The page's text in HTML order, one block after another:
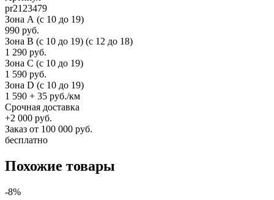
pr2123479
Зона А (c 10 до 19)
990 руб.
Зона B (c 10 до 19) (c 12 до 18)
1 290 руб.
Зона C (c 10 до 19)
1 590 руб.
Зона D (c 10 до 19)
1 590 + 35 руб./км
Срочная доставка
+2 000 руб.
Заказ от 100 000 руб.
бесплатно
Похожие товары
-8%